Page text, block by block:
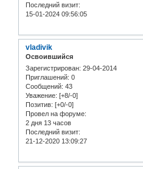
Последний визит:
15-01-2024 09:56:05
vladivik
Освоившийся
Зарегистрирован: 29-04-2014
Приглашений: 0
Сообщений: 43
Уважение: [+8/-0]
Позитив: [+0/-0]
Провел на форуме:
2 дня 13 часов
Последний визит:
21-12-2020 13:09:27